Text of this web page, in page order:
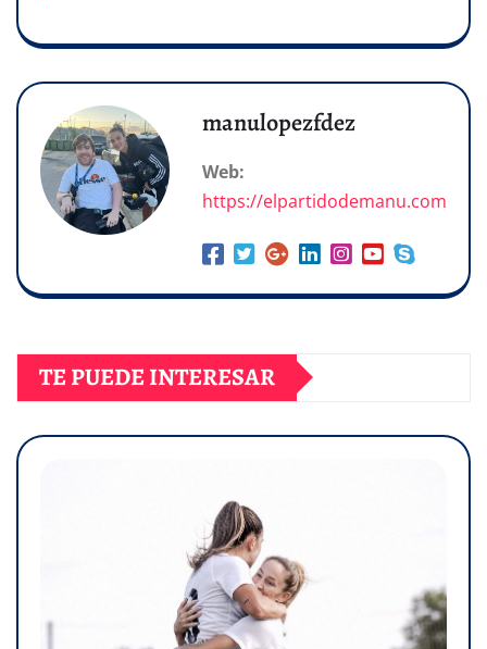
manulopezfdez
Web:
https://elpartidodemanu.com
TE PUEDE INTERESAR